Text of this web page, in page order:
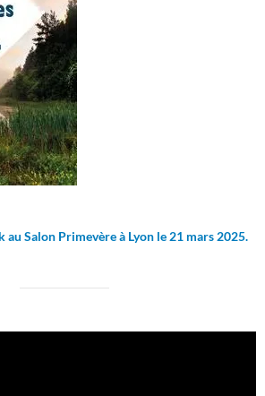
Salon Primevère à Lyon le 21 mars 2025.